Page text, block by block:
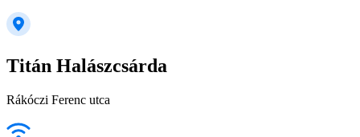
Titán Halászcsárda
Rákóczi Ferenc utca